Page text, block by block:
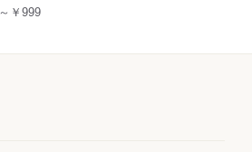
～￥999